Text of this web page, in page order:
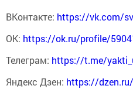
ВКонтакте: https://vk.com/
ОК: https://ok.ru/profile/
Телеграм: https://t.me/
Яндекс Дзен: https://